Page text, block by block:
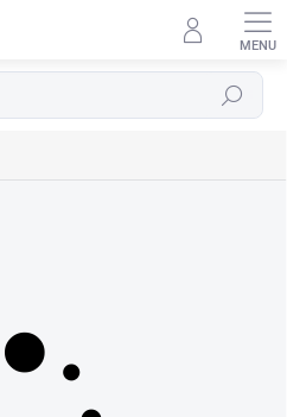
Hledat